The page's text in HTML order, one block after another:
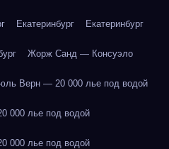
Екатеринбург Екатеринбург
Жорж Санд — Консуэло
Верн — 20 000 лье под водой
000 лье под водой
000 лье под водой